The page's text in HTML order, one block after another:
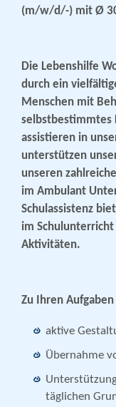
(m/w/d/-) mit Ø
Die Lebenshilfe
durch ein
Menschen mit
selbstbestimmtes
assistieren in
unterstützen
unseren
im Ambulant
Schulassistenz
im
Aktivitäten.
Zu Ihren
aktive
Übernahme
täglichen